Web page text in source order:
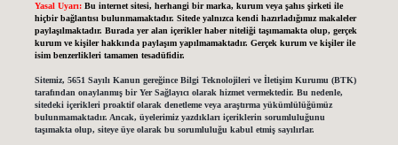
Yasal Uyarı: Bu internet sitesi, herhangi bir marka, kurum veya şahıs şirketi ile
hiçbir bağlantısı bulunmamaktadır. Sitede yalnızca kendi hazırladığımız makaleler
paylaşılmaktadır. Burada yer alan içerikler haber niteliği taşımamakta olup, gerçek
kurum ve kişiler hakkında paylaşım yapılmamaktadır. Gerçek kurum ve kişiler ile
isim benzerlikleri tamamen tesadüfidir.
Sitemiz, 5651 Sayılı Kanun gereğince Bilgi Teknolojileri ve İletişim Kurumu (BTK)
tarafından onaylanmış bir Yer Sağlayıcı olarak hizmet vermektedir. Bu nedenle,
sitedeki içerikleri proaktif olarak denetleme veya araştırma yükümlülüğümüz
bulunmamaktadır. Ancak, üyelerimiz yazdıkları içeriklerin sorumluluğunu
taşımakta olup, siteye üye olarak bu sorumluluğu kabul etmiş sayılırlar.